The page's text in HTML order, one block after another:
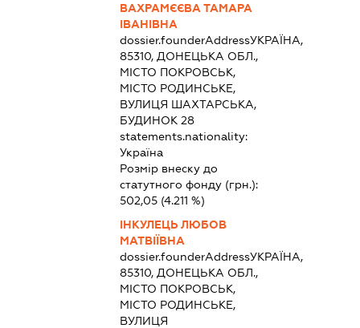
ВАХРАМЄЄВА ТАМАРА
ІВАНІВНА
dossier.founderAddressУКРАЇНА,
85310, ДОНЕЦЬКА ОБЛ.,
МІСТО ПОКРОВСЬК,
МІСТО РОДИНСЬКЕ,
ВУЛИЦЯ ШАХТАРСЬКА,
БУДИНОК 28
statements.nationality:
Україна
Розмір внеску до
статутного фонду (грн.):
502,05(4.211 %)
ІНКУЛЕЦЬ ЛЮБОВ
МАТВІЇВНА
dossier.founderAddressУКРАЇНА,
85310, ДОНЕЦЬКА ОБЛ.,
МІСТО ПОКРОВСЬК,
МІСТО РОДИНСЬКЕ,
ВУЛИЦЯ